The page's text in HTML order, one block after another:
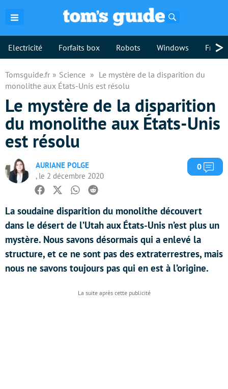
Electricité Forfaits box Robots Windows >
Tomsguide.fr Science
Le mystère de la disparition du
monolithe aux États-Unis est résolu
Le mystère de la disparition
du monolithe aux États-Unis
est résolu
AURIANE POLGE
, le 2 décembre 2020
0
Facebook
TwitterWhatsapp
Reddit
La soudaine disparition du monolithe découvert
dans le désert de l’Utah aux États-Unis n’est plus un
mystère. Nous savons désormais qui a enlevé la
structure, et ce ne sont pas des extraterrestres, mais
nous ne savons toujours pas qui en est à l’origine.